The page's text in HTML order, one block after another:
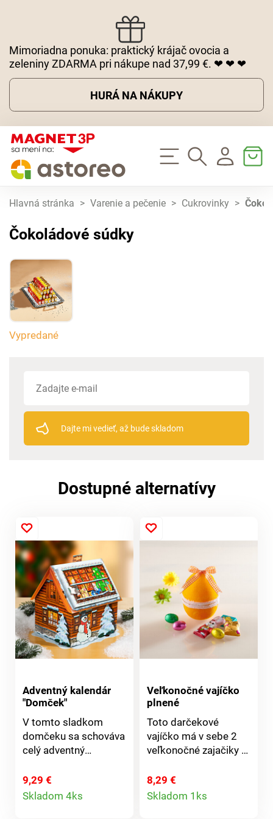
Mimoriadna ponuka: praktický krájač ovocia a
zeleniny ZDARMA pri nákupe nad 37,99 €. ❤ ❤ ❤
HURÁ NA NÁKUPY
Hlavná stránka > Varenie a pečenie > Cukrovinky >
Čokoládové súdky
Vypredané
Dajte mi vedieť, až bude skladom
Dostupné alternatívy
Adventný kalendár
"Domček"
V tomto sladkom
domčeku sa schováva
celý adventný
- na každý deň jeden
lahodný kúsok.
9,29 €
Skladom 4ks
Veľkonočné vajíčko
plnené
Toto darčekové
vajíčko má v sebe 2
veľkonočné zajačiky z
ľadovú čokoládu a 3
vajíčka z mliečnej
8,29 €
Skladom 1ks